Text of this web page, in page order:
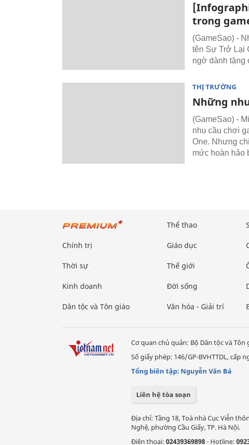
trong
(GameSao) -
tên Sự Trở Lại
ngờ dành tặng
THỊ TRƯỜNG
Những
(GameSao) -
nhu cầu chơi
One. Nhưng
mức hoàn hảo
Chính trị
Thời sự
Kinh doanh
Dân tộc và Tôn giáo
Thể thao
Giáo dục
Thế giới
Đời sống
Văn hóa - Giải trí
Cơ quan chủ quản: Bộ Dân tộc và Tôn
Số giấy phép: 146/GP-BVHTTDL, cấp
Tổng biên tập: Nguyễn Văn Bá
Liên hệ tòa soạn
Địa chỉ: Tầng 18, Toà nhà Cục Viễn
Nghệ, phường Cầu Giấy, TP. Hà Nội.
Điện thoại: 02439369898- Hotline: